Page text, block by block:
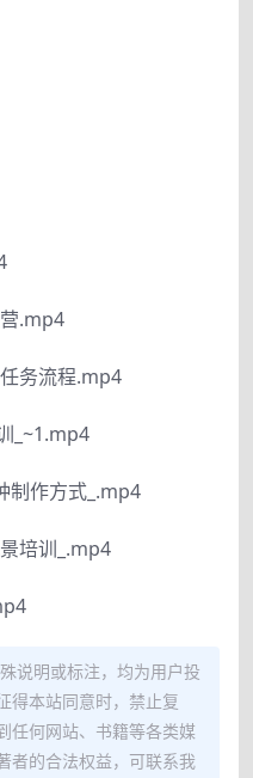
.mp4
务流程.mp4
_~1.mp4
制作方式_.mp4
培训_.mp4
说明或标注，均为用户投
得本站同意时，禁止复
任何网站、书籍等各类媒
者的合法权益，可联系我